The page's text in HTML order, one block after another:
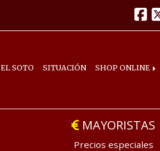
EL SOTO SITUACIÓN SHOP ONLINE
MAYORISTAS
Precios especiales